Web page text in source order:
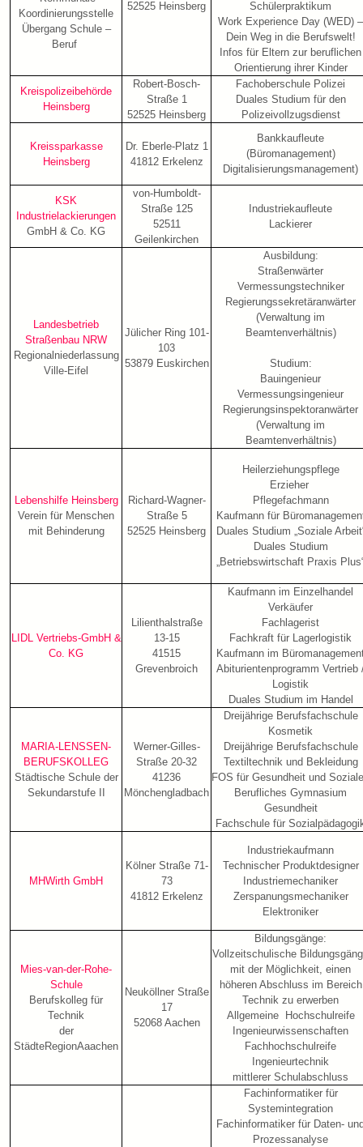
Koordinierungsstelle
Übergang Schule –
Beruf
52525 Heinsberg
Schülerpraktikum
Work Experience Day (WED) –
Dein Weg in die Berufswelt!
Infos für Eltern zur beruflichen
Orientierung ihrer Kinder
Kreispolizeibehörde
Heinsberg
Robert-Bosch-
Straße 1
52525 Heinsberg
Fachoberschule Polizei
Duales Studium für den
Polizeivollzugsdienst
Kreissparkasse
Heinsberg
Dr. Eberle-Platz 1
41812 Erkelenz
Bankkaufleute
(Büromanagement)
Digitalisierungsmanagement)
KSK
Industrielackierungen
GmbH & Co. KG
von-Humboldt-
Straße 125
52511
Geilenkirchen
Industriekaufleute
Lackierer
Landesbetrieb
Straßenbau NRW
Regionalniederlassung
Ville-Eifel
Jülicher Ring 101-
103
53879 Euskirchen
Ausbildung:
Straßenwärter
Vermessungstechniker
Regierungssekretäranwärter
(Verwaltung im
Beamtenverhältnis)
Studium:
Bauingenieur
Vermessungsingenieur
Regierungsinspektoranwärter
(Verwaltung im
Beamtenverhältnis)
Lebenshilfe Heinsberg
Verein für Menschen
mit Behinderung
Richard-Wagner-
Straße 5
52525 Heinsberg
Heilerziehungspflege
Erzieher
Pflegefachmann
Kaufmann für
Duales Studium „Soziale
Duales Studium
„Betriebswirtschaft Praxis
LIDL Vertriebs-GmbH &
Co. KG
Lilienthalstraße
13-15
41515
Grevenbroich
Kaufmann im Einzelhandel
Verkäufer
Fachlagerist
Fachkraft für Lagerlogistik
Kaufmann im
Abiturientenprogramm Vertrieb
Logistik
Duales Studium im Handel
MARIA-LENSSEN-
BERUFSKOLLEG
Städtische Schule der
Sekundarstufe II
Werner-Gilles-
Straße 20-32
41236
Mönchengladbach
Dreijährige Berufsfachschule
Kosmetik
Dreijährige Berufsfachschule
Textiltechnik und Bekleidung
FOS für Gesundheit und
Berufliches Gymnasium
Gesundheit
Fachschule für
MHWirth GmbH
Kölner Straße 71-
73
41812 Erkelenz
Industriekaufmann
Technischer Produktdesigner
Industriemechaniker
Zerspanungsmechaniker
Elektroniker
Mies-van-der-Rohe-
Schule
Berufskolleg für
Technik
der
StädteRegionAaachen
Neuköllner Straße
17
52068 Aachen
Bildungsgänge:
Vollzeitschulische
mit der Möglichkeit, einen
höheren Abschluss im Bereich
Technik zu erwerben
Allgemeine Hochschulreife
Ingenieurwissenschaften
Fachhochschulreife
Ingenieurtechnik
mittlerer Schulabschluss
Fachinformatiker für
Systemintegration
Fachinformatiker für Daten-
Prozessanalyse